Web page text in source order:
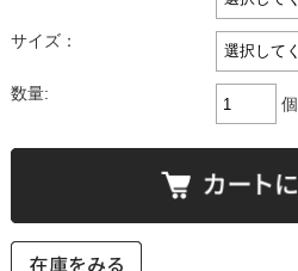
サイズ：
数量:
個